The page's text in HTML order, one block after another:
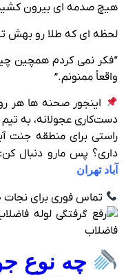
هیچ صدمه‌ ای بیرون
لحظه‌ ای که طلا رو بهش
“فکر نمی‌ کردم همچین
واقعاً ممنونم.”
اینجور صحنه‌ ها هر
دست‌کاری عجولانه، به
راستی برای منطقه جنت
داری؟ پس مارو دنبال کن:
آباد تهران
تماس فوری برای نجات طلای
چه نوع